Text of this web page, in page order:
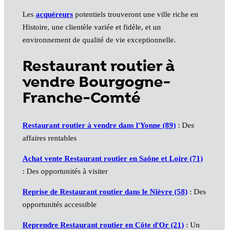
Les acquéreurspotentiels trouveront une ville riche en
Histoire, une clientèle variée et fidèle, et un
environnement de qualité de vie exceptionnelle.
Restaurant routier à
vendre Bourgogne-
Franche-Comté
Restaurant routier à vendre dans l'Yonne (89): Des
affaires rentables
Achat vente Restaurant routier en Saône et Loire (71)
: Des opportunités à visiter
Reprise de Restaurant routier dans le Nièvre (58): Des
opportunités accessible
Reprendre Restaurant routier en Côte d'Or (21): Un